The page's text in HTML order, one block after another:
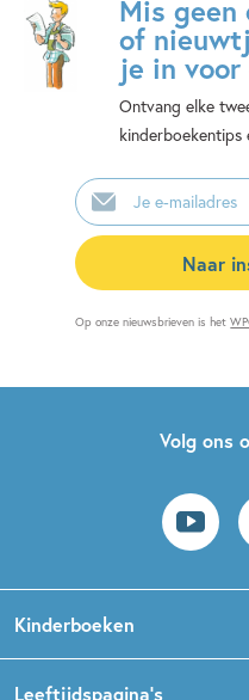
Mis geen
of
je in
Ontvang elke
kinderboekentips
E-
mailadres
Naar
Op onze nieuwsbrieven is het
Volg ons
Kinderboeken
Leeftijdspagina’s